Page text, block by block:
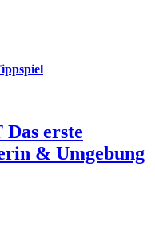
Das erste
& Umgebung